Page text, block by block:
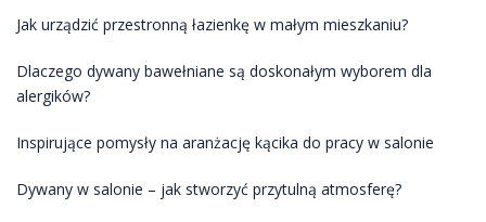
Jak urządzić przestronną łazienkę w małym mieszkaniu?
Dlaczego dywany bawełniane są doskonałym wyborem dla
alergików?
Inspirujące pomysły na aranżację kącika do pracy w salonie
Dywany w salonie – jak stworzyć przytulną atmosferę?